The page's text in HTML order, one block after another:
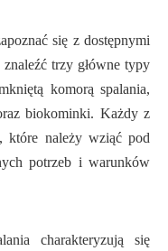
się z dostępnymi
trzy główne typy
komorą spalania,
biokominki. Każdy z
należy wziąć pod
potrzeb i warunków
charakteryzują się